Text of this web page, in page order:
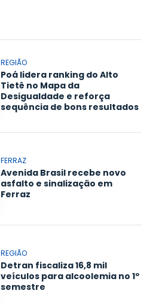
REGIÃO
Poá lidera ranking do Alto
Tietê no Mapa da
Desigualdade e reforça
sequência de bons resultados
FERRAZ
Avenida Brasil recebe novo
asfalto e sinalização em
Ferraz
REGIÃO
Detran fiscaliza 16,8 mil
veículos para alcoolemia no 1º
semestre